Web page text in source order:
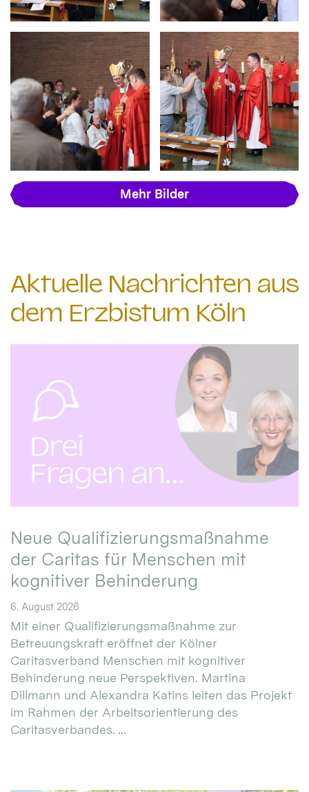
Mehr Bilder
Aktuelle Nachrichten aus
dem Erzbistum Köln
Neue Qualifizierungsmaßnahme
der Caritas für Menschen mit
kognitiver Behinderung
6. August 2026
Mit einer Qualifizierungsmaßnahme zur
Betreuungskraft eröffnet der Kölner
Caritasverband Menschen mit kognitiver
Behinderung neue Perspektiven. Martina
Dillmann und Alexandra Katins leiten das Projekt
im Rahmen der Arbeitsorientierung des
Caritasverbandes. ...